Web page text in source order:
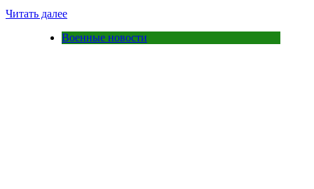
Читать далее
Военные новости